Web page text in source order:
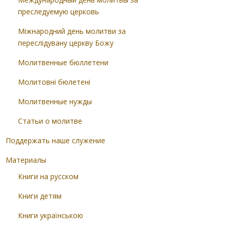
преследуемую церковь
Міжнародний день молитви за
переслідувану церкву Божу
Молитвенные бюллетени
Молитовні бюлетені
Молитвенные нужды
Статьи о молитве
Поддержать наше служение
Материалы
Книги на русском
Книги детям
Книги українською